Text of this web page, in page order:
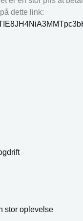
dette link:
stor oplevelse